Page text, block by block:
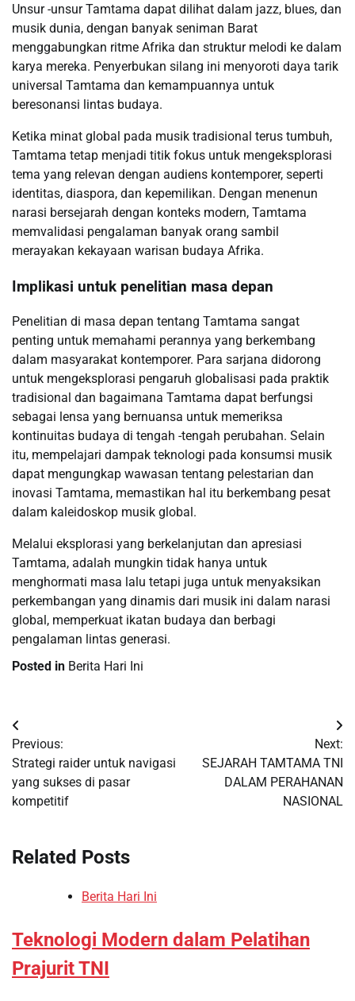
Unsur -unsur Tamtama dapat dilihat dalam jazz, blues, dan
musik dunia, dengan banyak seniman Barat
menggabungkan ritme Afrika dan struktur melodi ke dalam
karya mereka. Penyerbukan silang ini menyoroti daya tarik
universal Tamtama dan kemampuannya untuk
beresonansi lintas budaya.
Ketika minat global pada musik tradisional terus tumbuh,
Tamtama tetap menjadi titik fokus untuk mengeksplorasi
tema yang relevan dengan audiens kontemporer, seperti
identitas, diaspora, dan kepemilikan. Dengan menenun
narasi bersejarah dengan konteks modern, Tamtama
memvalidasi pengalaman banyak orang sambil
merayakan kekayaan warisan budaya Afrika.
Implikasi untuk penelitian masa depan
Penelitian di masa depan tentang Tamtama sangat
penting untuk memahami perannya yang berkembang
dalam masyarakat kontemporer. Para sarjana didorong
untuk mengeksplorasi pengaruh globalisasi pada praktik
tradisional dan bagaimana Tamtama dapat berfungsi
sebagai lensa yang bernuansa untuk memeriksa
kontinuitas budaya di tengah -tengah perubahan. Selain
itu, mempelajari dampak teknologi pada konsumsi musik
dapat mengungkap wawasan tentang pelestarian dan
inovasi Tamtama, memastikan hal itu berkembang pesat
dalam kaleidoskop musik global.
Melalui eksplorasi yang berkelanjutan dan apresiasi
Tamtama, adalah mungkin tidak hanya untuk
menghormati masa lalu tetapi juga untuk menyaksikan
perkembangan yang dinamis dari musik ini dalam narasi
global, memperkuat ikatan budaya dan berbagi
pengalaman lintas generasi.
Posted in Berita Hari Ini
Post
navigation
Previous:
Strategi raider untuk navigasi
yang sukses di pasar
kompetitif
Next:
SEJARAH TAMTAMA TNI
DALAM PERAHANAN
NASIONAL
Related Posts
Berita Hari Ini
Teknologi Modern dalam Pelatihan
Prajurit TNI